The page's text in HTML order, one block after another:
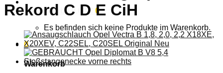
Warenkorb / 0,00€ 0
Es befinden sich keine Produkte im Warenkorb.
0
Warenkorb
Rekord C D E CiH